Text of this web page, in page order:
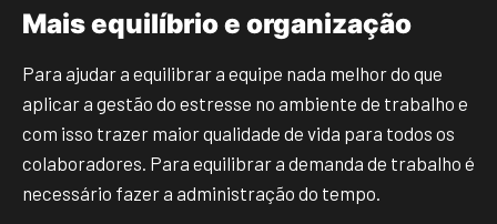
Mais equilíbrio e organização
Para ajudar a equilibrar a equipe nada melhor do que
aplicar a gestão do estresse no ambiente de trabalho e
com isso trazer maior qualidade de vida para todos os
colaboradores. Para equilibrar a demanda de trabalho é
necessário fazer a administração do tempo.